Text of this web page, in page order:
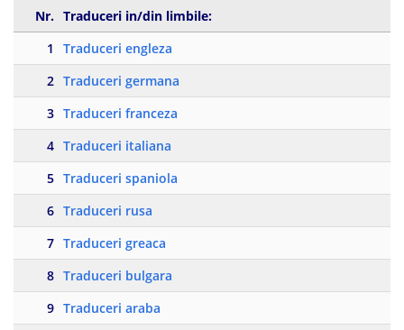
Nr. Traduceri in/din limbile:
1
Traduceri engleza
2 Traduceri germana
3 Traduceri franceza
4 Traduceri italiana
5 Traduceri spaniola
6 Traduceri rusa
7 Traduceri greaca
8 Traduceri bulgara
9 Traduceri araba